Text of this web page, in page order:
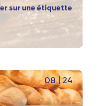
sur une étiquette
08 | 24